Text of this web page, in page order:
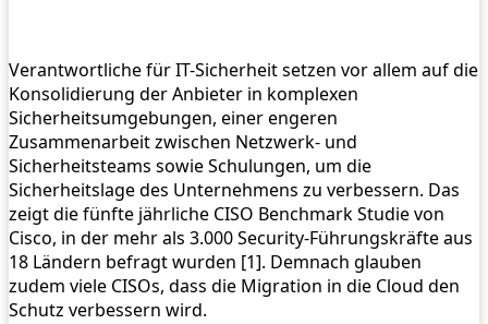
Verantwortliche für IT-Sicherheit setzen vor allem auf die
Konsolidierung der Anbieter in komplexen
Sicherheitsumgebungen, einer engeren
Zusammenarbeit zwischen Netzwerk- und
Sicherheitsteams sowie Schulungen, um die
Sicherheitslage des Unternehmens zu verbessern. Das
zeigt die fünfte jährliche CISO Benchmark Studie von
Cisco, in der mehr als 3.000 Security-Führungskräfte aus
18 Ländern befragt wurden [1]. Demnach glauben
zudem viele CISOs, dass die Migration in die Cloud den
Schutz verbessern wird.